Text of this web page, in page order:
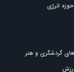
انرژی
گردشگری و هنر